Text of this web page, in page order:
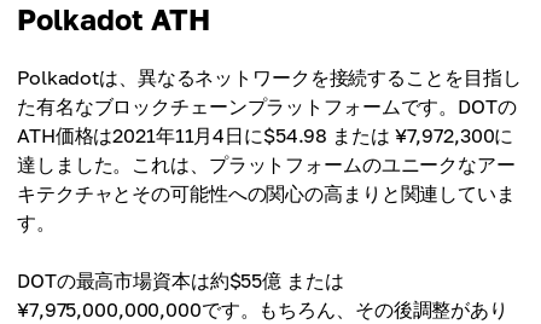
Polkadot ATH
Polkadotは、異なるネットワークを接続することを目指し
た有名なブロックチェーンプラットフォームです。DOTの
ATH価格は2021年11月4日に$54.98 または ¥7,972,300に
達しました。これは、プラットフォームのユニークなアー
キテクチャとその可能性への関心の高まりと関連していま
す。
DOTの最高市場資本は約$55億 または
¥7,975,000,000,000です。もちろん、その後調整があり